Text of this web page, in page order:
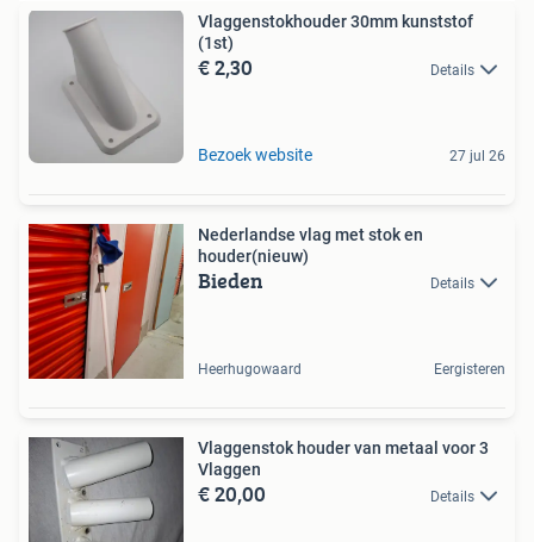
Vlaggenstokhouder 30mm kunststof
(1st)
€ 2,30 Details
Bezoek website 27 jul 26
Nederlandse vlag met stok en
houder(nieuw)
Bieden Details
Heerhugowaard Eergisteren
Vlaggenstok houder van metaal voor 3
Vlaggen
€ 20,00 Details